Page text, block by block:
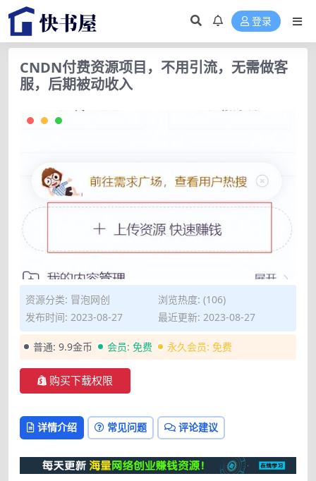
登录
CNDN付费资源项目，不用引流，无需做客
服，后期被动收入
资源分类: 冒泡网创
浏览热度: (106)
发布时间: 2023-08-27
最近更新: 2023-08-27
普通: 9.9金币 会员: 免费 永久会员: 免费
购买下载权限
详情介绍 常见问题 评论建议